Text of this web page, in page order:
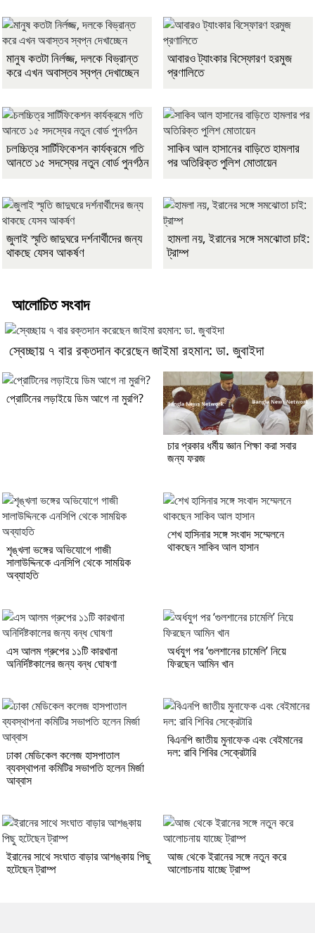
মানুষ কতটা নির্লজ্জ, দলকে বিভ্রান্ত
করে এখন অবাস্তব স্বপ্ন দেখাচ্ছেন
আবারও ট্যাংকার বিস্ফোরণ হরমুজ
প্রণালিতে
চলচ্চিত্র সার্টিফিকেশন কার্যক্রমে গতি
আনতে ১৫ সদস্যের নতুন বোর্ড পুনর্গঠন
সাকিব আল হাসানের বাড়িতে হামলার
পর অতিরিক্ত পুলিশ মোতায়েন
জুলাই স্মৃতি জাদুঘরে দর্শনার্থীদের জন্য
থাকছে যেসব আকর্ষণ
হামলা নয়, ইরানের সঙ্গে সমঝোতা চাই:
ট্রাম্প
আলোচিত সংবাদ
স্বেচ্ছায় ৭ বার রক্তদান করেছেন জাইমা রহমান: ডা. জুবাইদা
প্রোটিনের লড়াইয়ে ডিম আগে না মুরগি?
চার প্রকার ধর্মীয় জ্ঞান শিক্ষা করা সবার
জন্য ফরজ
শৃঙ্খলা ভঙ্গের অভিযোগে গাজী
সালাউদ্দিনকে এনসিপি থেকে সাময়িক
অব্যাহতি
শেখ হাসিনার সঙ্গে সংবাদ সম্মেলনে
থাকছেন সাকিব আল হাসান
এস আলম গ্রুপের ১১টি কারখানা
অনির্দিষ্টকালের জন্য বন্ধ ঘোষণা
অর্ধযুগ পর ‘গুলশানের চামেলি’ নিয়ে
ফিরছেন আমিন খান
ঢাকা মেডিকেল কলেজ হাসপাতাল
ব্যবস্থাপনা কমিটির সভাপতি হলেন মির্জা
আব্বাস
বিএনপি জাতীয় মুনাফেক এবং বেইমানের
দল: রাবি শিবির সেক্রেটারি
ইরানের সাথে সংঘাত বাড়ার আশঙ্কায় পিছু
হটেছেন ট্রাম্প
আজ থেকে ইরানের সঙ্গে নতুন করে
আলোচনায় যাচ্ছে ট্রাম্প